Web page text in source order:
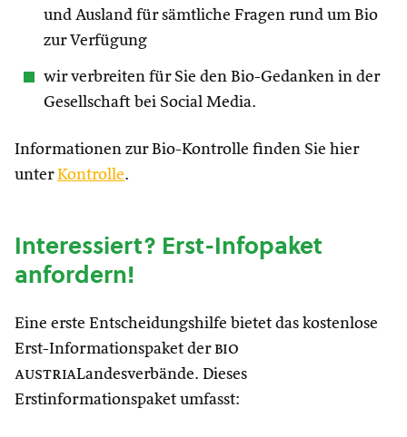
und Ausland für sämtliche Fragen rund um Bio
zur Verfügung
wir verbreiten für Sie den Bio-Gedanken in der
Gesellschaft bei Social Media.
Informationen zur Bio-Kontrolle finden Sie hier
unterKontrolle.
Interessiert? Erst-Infopaket
anfordern!
Eine erste Entscheidungshilfe bietet das kostenlose
Erst-Informationspaket der bio
austriaLandesverbände. Dieses
Erstinformationspaket umfasst: